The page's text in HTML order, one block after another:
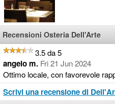
Recensioni Osteria Dell'Arte
3.5 da 5
angelo m. Fri 21 Jun 2024
Ottimo locale, con favorevole
Scrivi una recensione di